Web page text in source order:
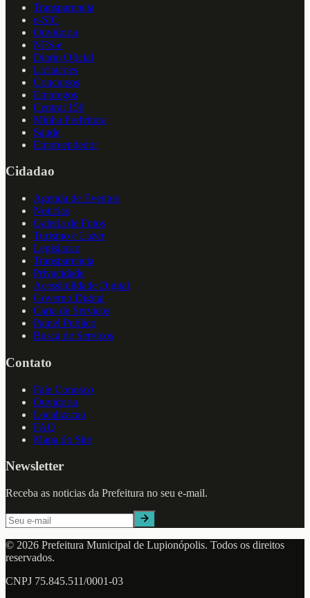
Transparencia
e-SIC
Ouvidoria
NFS-e
Diario Oficial
Licitacoes
Concursos
Empregos
Central 156
Minha Prefeitura
Saude
Empreendedor
Cidadao
Agenda de Eventos
Noticias
Galeria de Fotos
Turismo e Lazer
Legislacao
Transparencia
Privacidade
Acessibilidade Digital
Governo Digital
Carta de Servicos
Painel Publico
Busca de Servicos
Contato
Fale Conosco
Ouvidoria
Localizacao
FAQ
Mapa do Site
Newsletter
Receba as noticias da Prefeitura no seu e-mail.
© 2026 Prefeitura Municipal de Lupionópolis. Todos os direitos
reservados.
CNPJ 75.845.511/0001-03